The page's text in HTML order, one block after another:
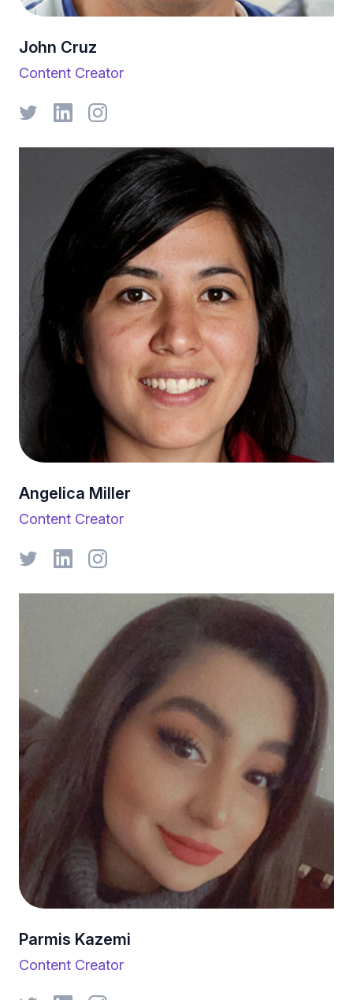
John Cruz
Content Creator
Angelica Miller
Content Creator
Parmis Kazemi
Content Creator